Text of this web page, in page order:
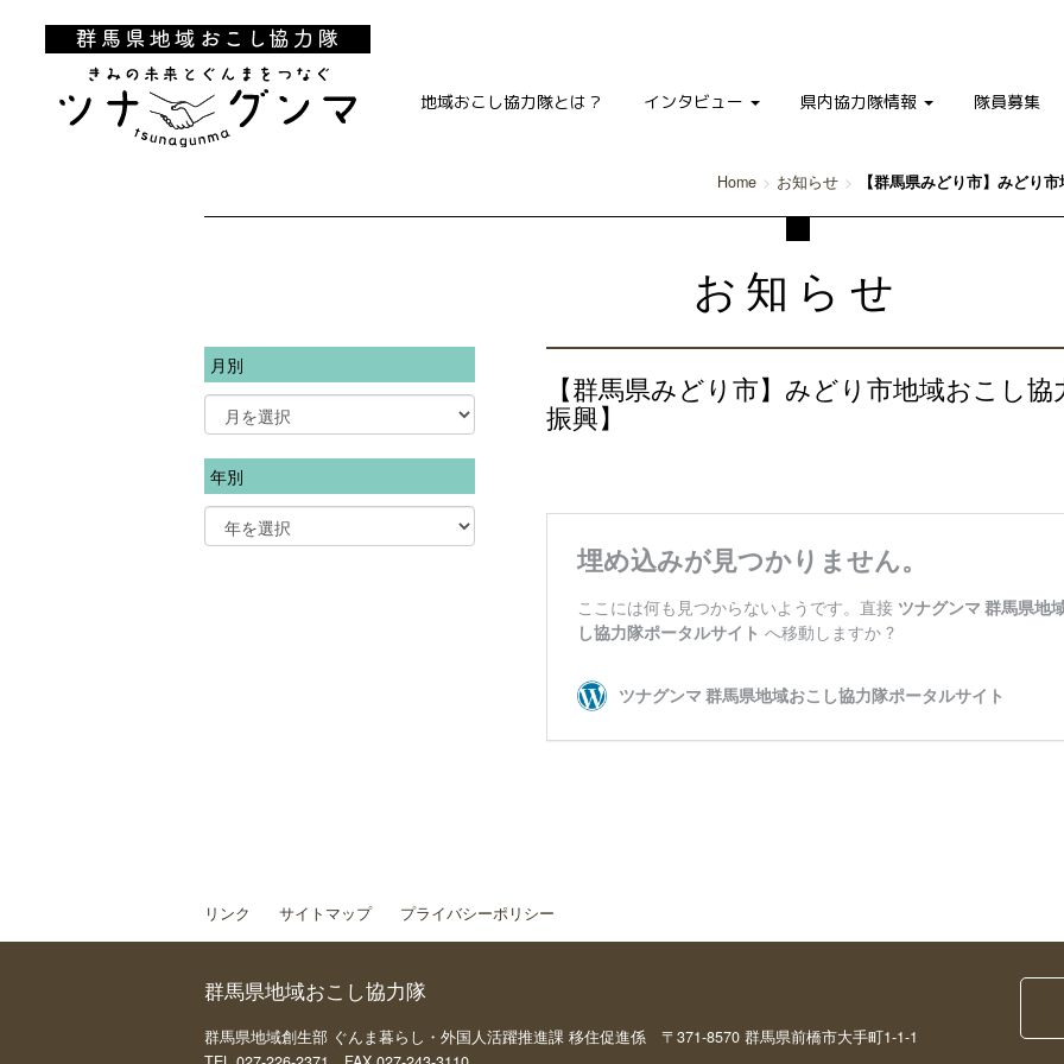
地域おこし協力隊とは？ インタビュー 県内協力隊情報 隊員募集
Home お知らせ 【群馬県みどり市】みどり
お知らせ
【群馬県みどり市】みどり市地域おこし
振興】
月別
年別
リンク サイトマップ プライバシーポリシー
群馬県地域おこし協力隊
群馬県地域創生部 ぐんま暮らし・外国人活躍推進課 移住促進係 〒371-8570 群馬県前橋市大手町1-1-1